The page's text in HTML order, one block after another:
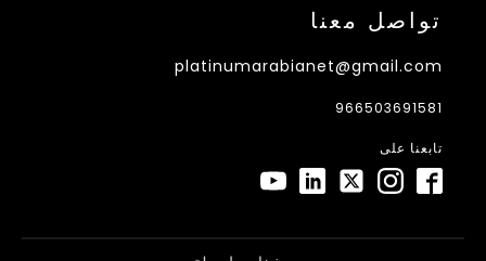
تواصل معنا
platinumarabianet@gmail.com
966503691581
تابعنا على